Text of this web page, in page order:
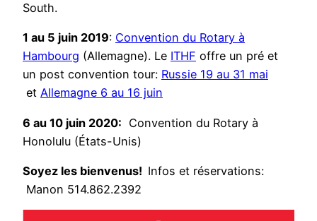
South.
1 au 5 juin 2019: Convention du Rotary à
Hambourg (Allemagne). Le ITHF offre un pré et
un post convention tour: Russie 19 au 31 mai
et Allemagne 6 au 16 juin
6 au 10 juin 2020: Convention du Rotary à
Honolulu (États-Unis)
Soyez les bienvenus! Infos et réservations:
Manon 514.862.2392